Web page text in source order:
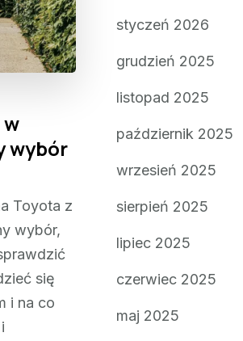
wybór
Toyota z
wybór,
się
i na co
styczeń 2026
grudzień 2025
listopad 2025
październik 2025
wrzesień 2025
sierpień 2025
lipiec 2025
czerwiec 2025
maj 2025